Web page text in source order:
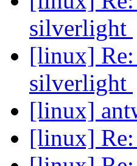
silverlight
[linux] Re:
silverlight
[linux]
[linux] Re: